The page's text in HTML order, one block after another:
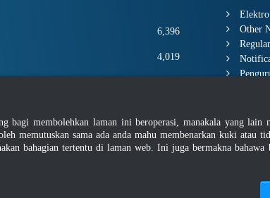
6,396
4,019
2,667,588
Other
bagi membolehkan laman ini beroperasi, manakala yang lain
memutuskan sama ada anda mahu membenarkan kuki atau
bahagian tertentu di laman web. Ini juga bermakna